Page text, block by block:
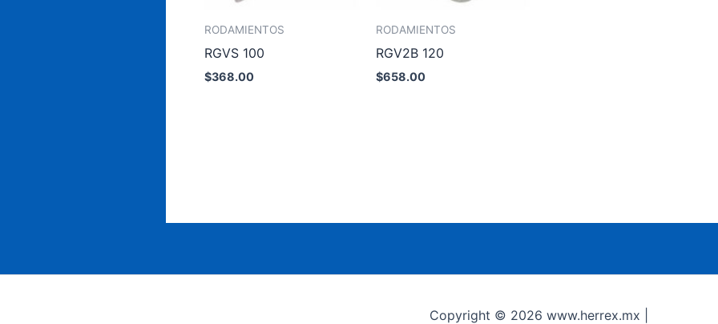
RODAMIENTOS
RGVS 100
$368.00
RODAMIENTOS
RGV2B 120
$658.00
Copyright © 2026 www.herrex.mx |